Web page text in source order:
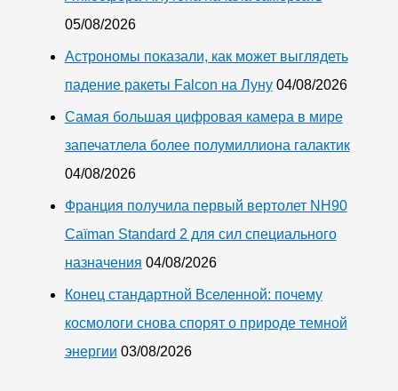
05/08/2026
Астрономы показали, как может выглядеть
падение ракеты Falcon на Луну 04/08/2026
Самая большая цифровая камера в мире
запечатлела более полумиллиона галактик
04/08/2026
Франция получила первый вертолет NH90
Caïman Standard 2 для сил специального
назначения 04/08/2026
Конец стандартной Вселенной: почему
космологи снова спорят о природе темной
энергии 03/08/2026